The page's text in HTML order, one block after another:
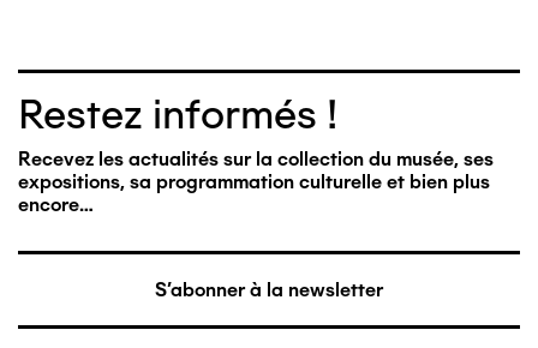
Restez informés !
Recevez les actualités sur la collection du musée, ses
expositions, sa programmation culturelle et bien plus
encore…
S'abonner à la newsletter